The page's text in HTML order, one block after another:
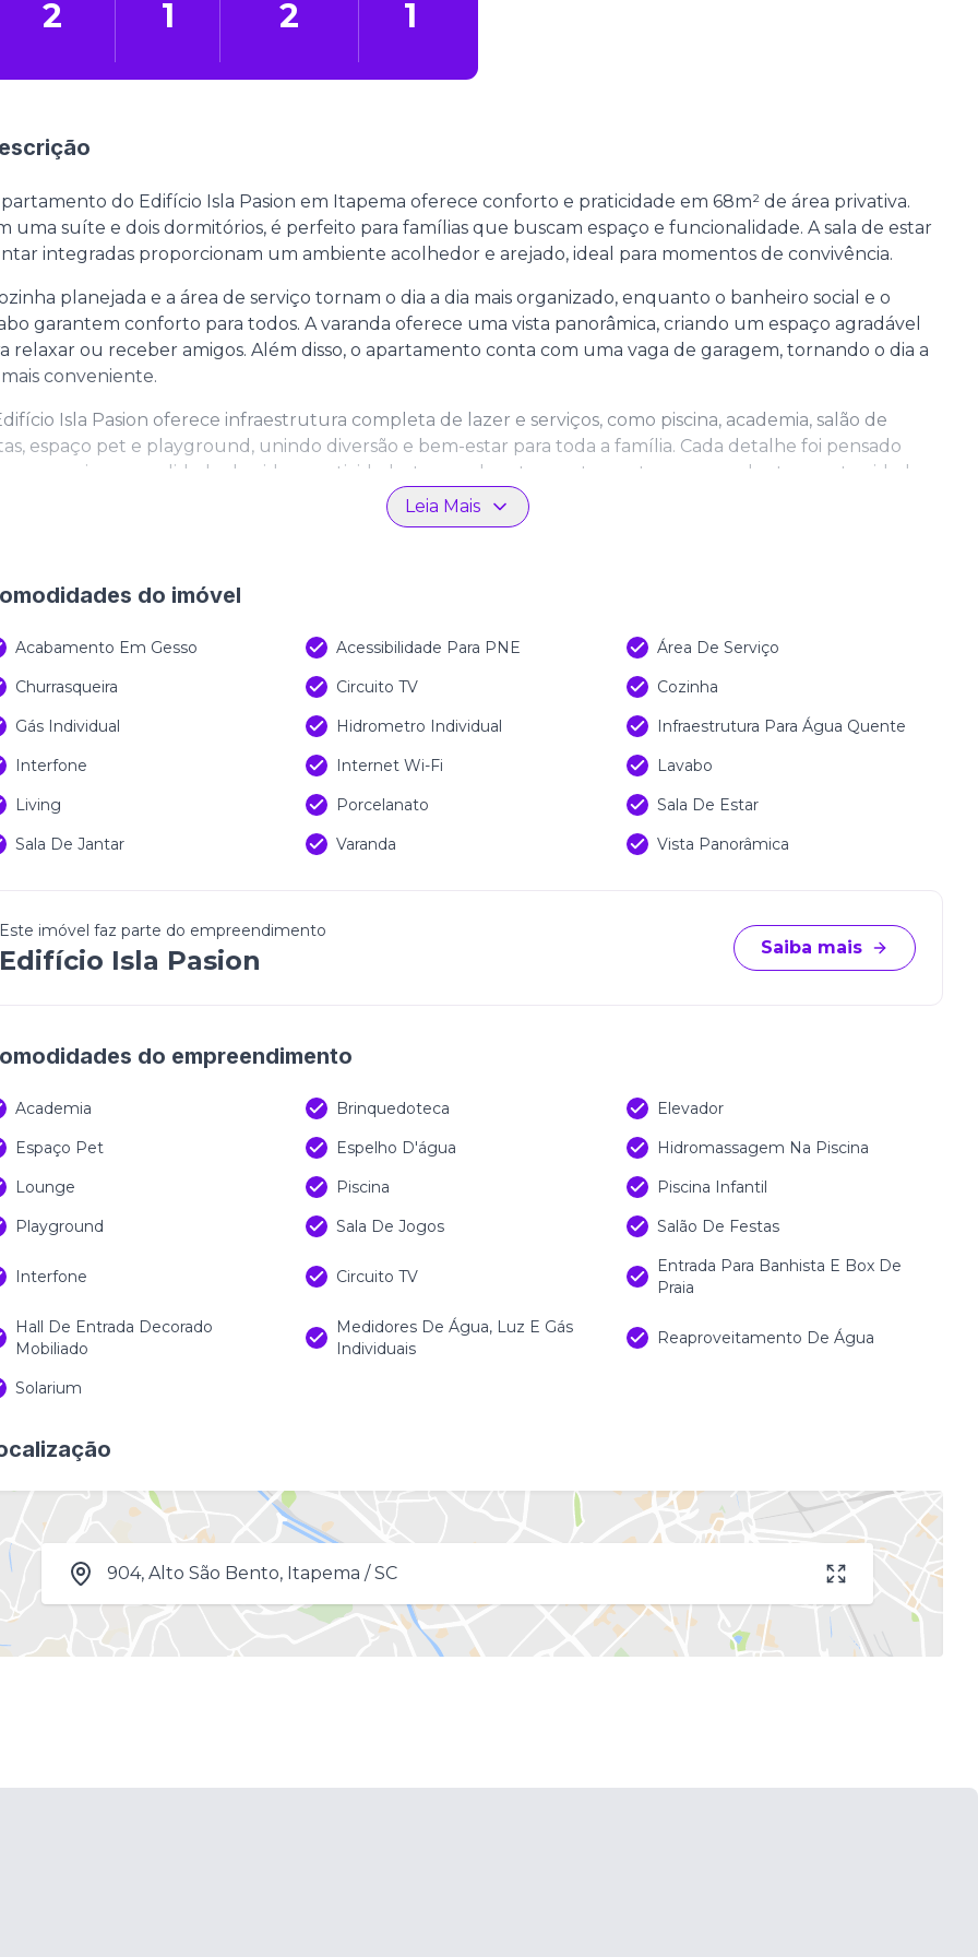
2 1 2 1
do Edifício Isla Pasion em Itapema oferece conforto e praticidade em 68m² de área privativa.
uma suíte e dois dormitórios, é perfeito para famílias que buscam espaço e funcionalidade. A sala de estar
integradas proporcionam um ambiente acolhedor e arejado, ideal para momentos de convivência.
planejada e a área de serviço tornam o dia a dia mais organizado, enquanto o banheiro social e o
garantem conforto para todos. A varanda oferece uma vista panorâmica, criando um espaço agradável
relaxar ou receber amigos. Além disso, o apartamento conta com uma vaga de garagem, tornando o dia a
conveniente.
Isla Pasion oferece infraestrutura completa de lazer e serviços, como piscina, academia, salão de
espaço pet e playground, unindo diversão e bem-estar para toda a família. Cada detalhe foi pensado
proporcionar qualidade de vida e praticidade, tornando este apartamento uma excelente oportunidade
Leia Mais
do imóvel
Acabamento Em Gesso Acessibilidade Para PNE
Área De Serviço
Churrasqueira
Circuito TV
Cozinha
Gás Individual
Hidrometro Individual
Infraestrutura Para Água Quente
Interfone
Internet Wi-Fi
Lavabo
Living
Porcelanato
Sala De Estar
Sala De Jantar
Varanda Vista Panorâmica
Este imóvel faz parte do empreendimento
Edifício Isla Pasion Saiba mais
do empreendimento
Academia Brinquedoteca
Elevador
Espaço Pet
Espelho D'água
Hidromassagem Na Piscina
Lounge
Piscina
Piscina Infantil
Playground
Sala De Jogos Salão De Festas
Interfone Circuito TV
Entrada Para Banhista E Box De
Praia
Hall De Entrada Decorado
Mobiliado
Medidores De Água, Luz E Gás
Individuais
Reaproveitamento De Água
Solarium
904, Alto São Bento, Itapema / SC